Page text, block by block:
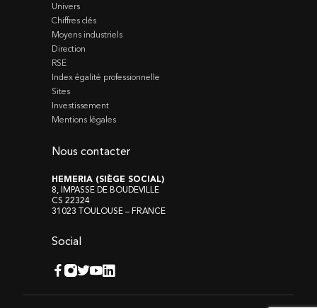
Univers
Chiffres clés
Moyens industriels
Direction
RSE
Index égalité professionnelle
Sites
Investissement
Mentions légales
Nous contacter
HEMERIA (SIÈGE SOCIAL)
8, IMPASSE DE BOUDEVILLE
CS 22324
31023 TOULOUSE – FRANCE
Social